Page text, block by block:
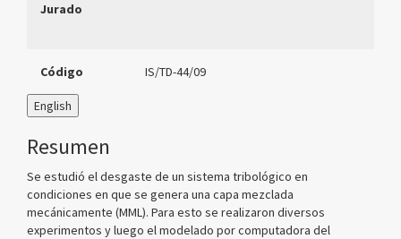
Jurado
Código IS/TD-44/09
English
Resumen
Se estudió el desgaste de un sistema tribológico en
condiciones en que se genera una capa mezclada
mecánicamente (MML). Para esto se realizaron diversos
experimentos y luego el modelado por computadora del